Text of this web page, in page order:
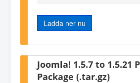
Ladda ner nu
Joomla! 1.5.7 to 1.5.21
Package (.tar.gz)